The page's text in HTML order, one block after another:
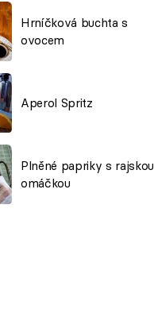
Hrníčková buchta s
ovocem
Aperol Spritz
Plněné papriky s rajskou
omáčkou